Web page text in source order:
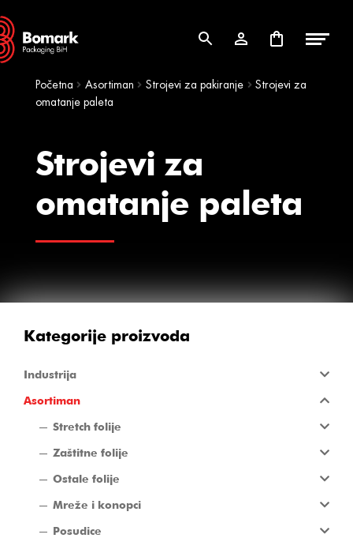
Skip
to
navigation
Skip
to
content
Početna Asortiman Strojevi za pakiranje
Strojevi za
omatanje paleta
Strojevi za
omatanje paleta
Kategorije proizvoda
Industrija
Asortiman
Stretch folije
Zaštitne folije
Ostale folije
Mreže i konopci
Posudice